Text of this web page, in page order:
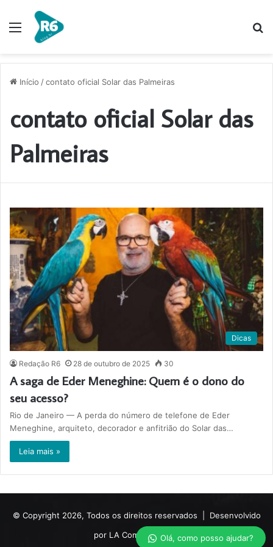
Menu
Início /contato oficial Solar das Palmeiras
contato oficial Solar das
Palmeiras
Dicas
Redação R6 28 de outubro de 2025 30
A saga de Eder Meneghine: Quem é o dono do
seu acesso?
Rio de Janeiro — A perda do número de telefone de Eder
Meneghine, arquiteto, decorador e anfitrião do Solar das…
Leia mais »
© Copyright 2026, Todos os direitos reservados | Desenvolvido
por LA Comunicações.Olá, como posso ajudar?